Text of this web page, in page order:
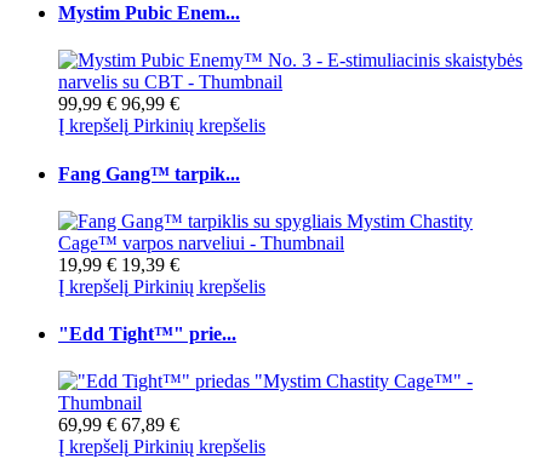
Mystim Pubic Enem...
99,99 € 96,99 €
Į krepšelį Pirkinių krepšelis
Fang Gang™ tarpik...
19,99 € 19,39 €
Į krepšelį Pirkinių krepšelis
"Edd Tight™" prie...
69,99 € 67,89 €
Į krepšelį Pirkinių krepšelis